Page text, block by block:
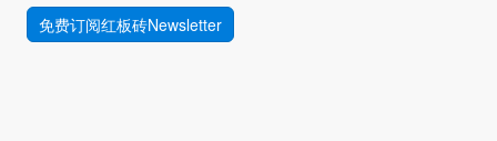
免费订阅红板砖Newsletter